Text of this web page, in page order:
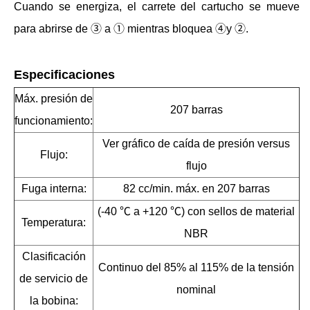
Cuando se energiza, el carrete del cartucho se mueve
para abrirse de ③ a ① mientras bloquea ④y ②.
Especificaciones
Máx. presión de
funcionamiento:
207 barras
Flujo:
Ver gráfico de caída de presión versus
flujo
Fuga interna:
82 cc/min. máx. en 207 barras
Temperatura:
(-40 ℃ a +120 ℃) ​​con sellos de material
NBR
Clasificación
de servicio de
la bobina:
Continuo del 85% al ​​115% de la tensión
nominal